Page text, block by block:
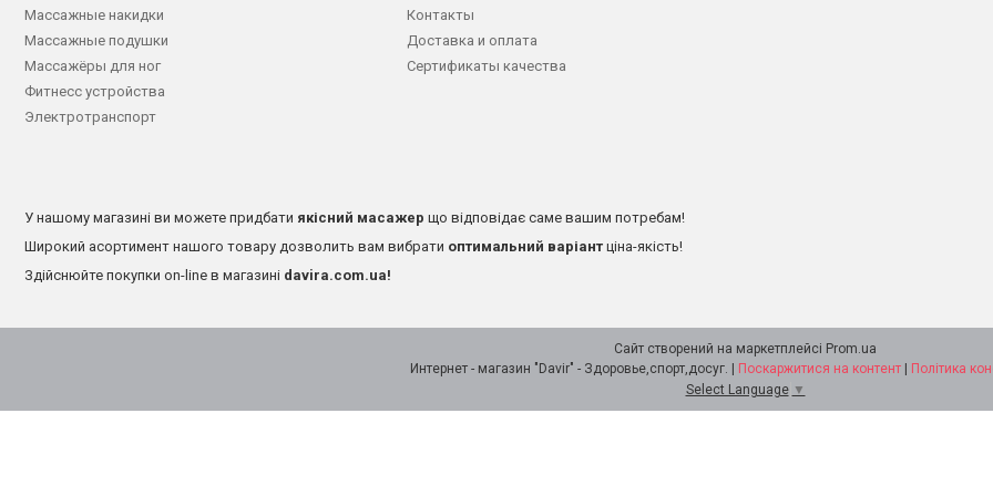
Массажные накидки
Массажные подушки
Массажёры для ног
Фитнесс устройства
Электротранспорт
Контакты
Доставка и оплата
Сертификаты качества
У нашому магазині ви можете придбати якісний масажер що відповідає саме вашим потребам!
Широкий асортимент нашого товару дозволить вам вибрати оптимальний варіант ціна-якість!
Здійснюйте покупки on-line в магазині davira.com.ua!
Сайт створений на маркетплейсі Prom.ua
Поскаржитися на контент
Політика
Select Language ▼